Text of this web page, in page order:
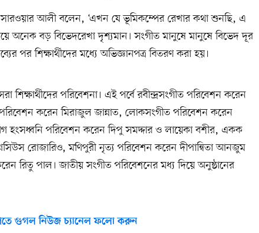
সারওয়ার আলী বলেন, ‘এখন যে ভূমিকম্পের রেখার কথা শুনছি, এ
অনেক বড় বিভেদরেখা দৃশ্যমান। সংগীত মানুষে মানুষে বিভেদ দূর
পর শিক্ষার্থীদের মধ্যে অভিজ্ঞানপত্র বিতরণ করা হয়।
শিক্ষার্থীদের পরিবেশনা। এই পর্বে রবীন্দ্রসংগীত পরিবেশন করেন
করেন মিরাজুল জান্নাত, লোকসংগীত পরিবেশন করেন
হংসধ্বনি পরিবেশন করেন দিপু সমদ্দার ও লায়েকা বশীর, একক
রোজারিও, মণিপুরী নৃত্য পরিবেশন করেন দীপান্বিতা আনজুম
রিতু পাল। জাতীয় সংগীত পরিবেশনের মধ্য দিয়ে অনুষ্ঠানের
গুগল নিউজ চ্যানেল ফলো করুন